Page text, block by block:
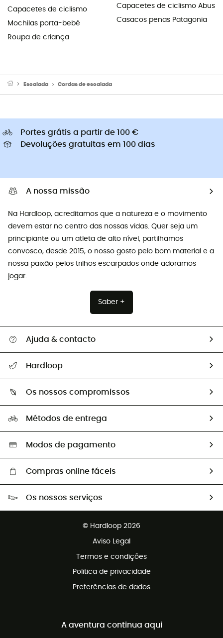
Capacetes de ciclismo
Mochilas porta-bebé
Roupa de criança
Capacetes de ciclismo Abus
Casacos penas Patagonia
Escalada Cordas de escalada
Portes grátis a partir de 100 €
Devoluções gratuitas em 100 dias
A nossa missão
Na Hardloop, acreditamos que a natureza e o movimento
devem estar no centro das nossas vidas. Quer seja um
principiante ou um atleta de alto nível, partilhamos
convosco, desde 2015, o nosso gosto pelo bom material e a
nossa paixão pelos trilhos escarpados onde adoramos
jogar.
Saber +
Ajuda & contacto
Devoluções e reembolsos
Guia de tamanhos
Trocas & Devoluções
Hardloop
Os nossos embaixadores
Os nossos compromissos
Seleção eco-responsável
Métodos de entrega
Modos de pagamento
Compras online fáceis
Devoluções gratuitas em 100 dias
Os nossos serviços
© Hardloop 2026
Aviso Legal
Termos e condições
Politica de privacidade
Preferências de dados
A aventura continua aqui